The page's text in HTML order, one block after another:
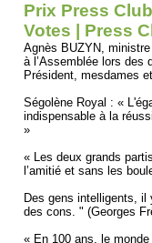
Prix Press
Votes | Press
Agnès BUZYN,
à l’Assemblée lors des
Président, mesdames
Ségolène Royal : «
indispensable à la
»
« Les deux grands
l’amitié et sans les
Des gens intelligents,
des cons. " (Georges
« En 100 ans, le